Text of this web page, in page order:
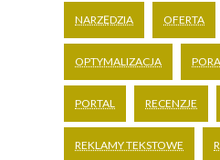
NARZĘDZIA OFERTA
OPTYMALIZACJA
PORTAL RECENZJE
REKLAMY TEKSTOWE